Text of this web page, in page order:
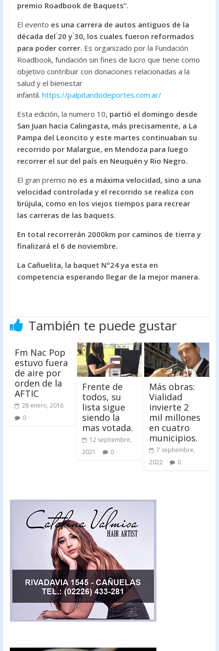
o
o
k
A
p
p
premio Roadbook de Baquets”.
El evento es una carrera de autos antiguos de la
década del ́20 y ́30, los cuales fueron reformados
para poder correr. Es organizado por la Fundación
Roadbook, fundación sin fines de lucro que tiene como
objetivo contribuir con donaciones relacionadas a la
salud y el bienestar
infantil. https://palpitandodeportes.com.ar/
Esta edición, la numero 10, partió el domingo desde
San Juan hacia Calingasta, más precisamente, a La
Pampa del Leoncito y este martes continuaban su
recorrido por Malargue, en Mendoza para luego
recorrer el sur del país en Neuquén y Rio Negro.
El gran premio no es a máxima velocidad, sino a una
velocidad controlada y el recorrido se realiza con
brújula, como en los viejos tiempos para recrear
las carreras de las baquets.
En total recorrerán 2000km por caminos de tierra y
finalizará el 6 de noviembre.
La Cañuelita, la baquet Nº24 ya esta en
competencia esperando llegar de la mejor manera.
También te puede gustar
Fm Nac Pop
estuvo fuera
de aire por
orden de la
AFTIC
28 enero, 2016
0
Frente de
todos, su
lista sigue
siendo la
mas votada.
12 septiembre,
2021
0
Más obras:
Vialidad
invierte 2
mil millones
en cuatro
municipios.
7 septiembre,
2022
0